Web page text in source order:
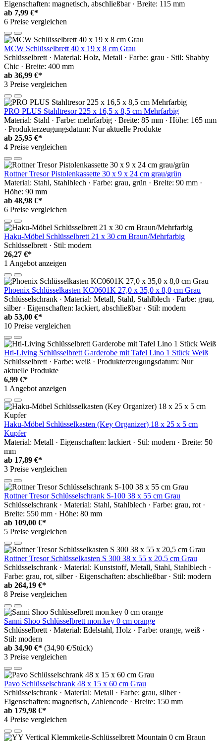
Eigenschaften: magnetisch, abschließbar · Breite: 115 mm
ab 7,99 €*
6 Preise vergleichen
MCW Schlüsselbrett 40 x 19 x 8 cm Grau
Schlüsselbrett · Material: Holz, Metall · Farbe: grau · Stil: Shabby
Chic · Breite: 400 mm
ab 36,99 €*
3 Preise vergleichen
PRO PLUS Stahltresor 225 x 16,5 x 8,5 cm Mehrfarbig
Material: Stahl · Farbe: mehrfarbig · Breite: 85 mm · Höhe: 165 mm
· Produkterzeugungsdatum: Nur aktuelle Produkte
ab 25,95 €*
4 Preise vergleichen
Rottner Tresor Pistolenkassette 30 x 9 x 24 cm grau/grün
Material: Stahl, Stahlblech · Farbe: grau, grün · Breite: 90 mm ·
Höhe: 90 mm
ab 48,98 €*
6 Preise vergleichen
Haku-Möbel Schlüsselbrett 21 x 30 cm Braun/Mehrfarbig
Schlüsselbrett · Stil: modern
26,27 €*
1 Angebot anzeigen
Phoenix Schlüsselkasten KC0601K 27,0 x 35,0 x 8,0 cm Grau
Schlüsselschrank · Material: Metall, Stahl, Stahlblech · Farbe: grau,
silber · Eigenschaften: lackiert, abschließbar · Stil: modern
ab 53,00 €*
10 Preise vergleichen
Hti-Living Schlüsselbrett Garderobe mit Tafel Lino 1 Stück Weiß
Schlüsselbrett · Farbe: weiß · Produkterzeugungsdatum: Nur
aktuelle Produkte
6,99 €*
1 Angebot anzeigen
Haku-Möbel Schlüsselkasten (Key Organizer) 18 x 25 x 5 cm
Kupfer
Material: Metall · Eigenschaften: lackiert · Stil: modern · Breite: 50
mm
ab 17,89 €*
3 Preise vergleichen
Rottner Tresor Schlüsselschrank S-100 38 x 55 cm Grau
Schlüsselschrank · Material: Stahl, Stahlblech · Farbe: grau, rot ·
Breite: 550 mm · Höhe: 80 mm
ab 109,00 €*
5 Preise vergleichen
Rottner Tresor Schlüsselkasten S 300 38 x 55 x 20,5 cm Grau
Schlüsselschrank · Material: Kunststoff, Metall, Stahl, Stahlblech ·
Farbe: grau, rot, silber · Eigenschaften: abschließbar · Stil: modern
ab 264,19 €*
8 Preise vergleichen
Sanni Shoo Schlüsselbrett mon.key 0 cm orange
Schlüsselbrett · Material: Edelstahl, Holz · Farbe: orange, weiß ·
Stil: modern
ab 34,90 €* (34,90 €/Stück)
3 Preise vergleichen
Pavo Schlüsselschrank 48 x 15 x 60 cm Grau
Schlüsselschrank · Material: Metall · Farbe: grau, silber ·
Eigenschaften: magnetisch, Zahlencode · Breite: 150 mm
ab 179,98 €*
4 Preise vergleichen